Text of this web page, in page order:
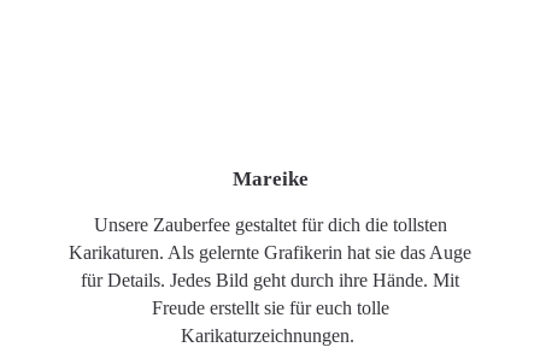
Mareike
Unsere Zauberfee gestaltet für dich die tollsten
Karikaturen. Als gelernte Grafikerin hat sie das Auge
für Details. Jedes Bild geht durch ihre Hände. Mit
Freude erstellt sie für euch tolle
Karikaturzeichnungen.